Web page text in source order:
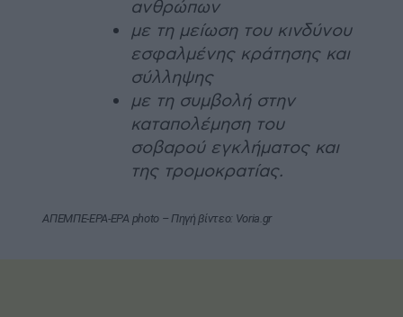
ανθρώπων
με τη μείωση του κινδύνου
εσφαλμένης κράτησης και
σύλληψης
με τη συμβολή στην
καταπολέμηση του
σοβαρού εγκλήματος και
της τρομοκρατίας.
ΑΠΕΜΠΕ-EPA-EPA photo – Πηγή βίντεο: Voria.gr